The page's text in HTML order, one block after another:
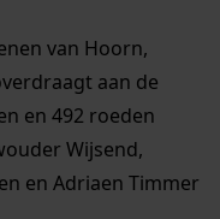
van Hoorn,
aan de
en 492 roeden
Wijsend,
en Adriaen Timmer